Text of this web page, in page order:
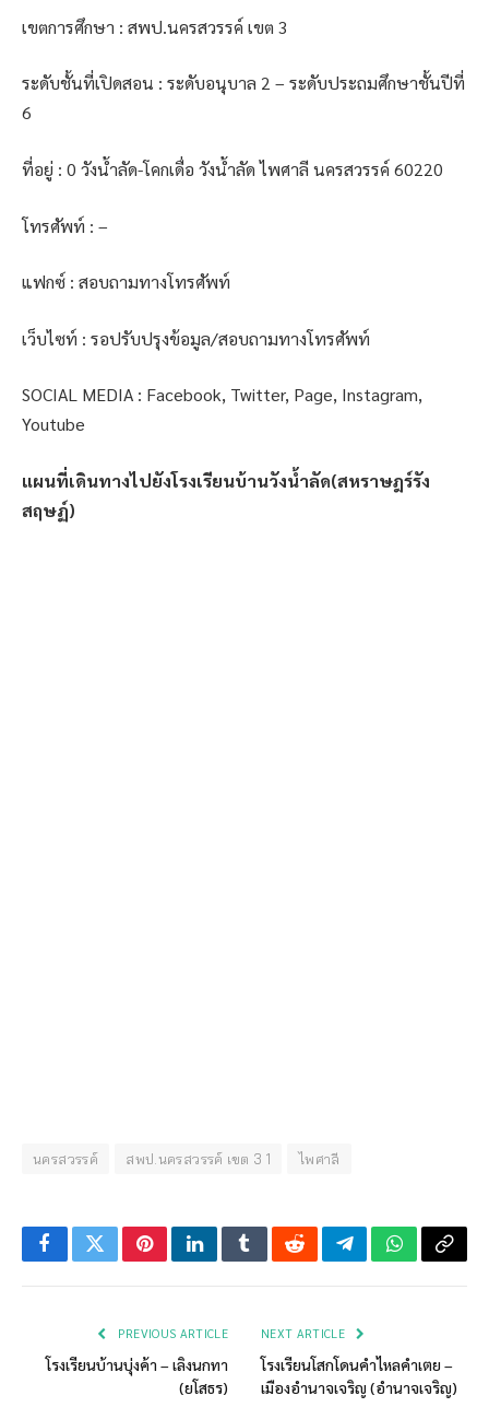
เขตการศึกษา : สพป.นครสวรรค์ เขต 3
ระดับชั้นที่เปิดสอน : ระดับอนุบาล 2 – ระดับประถมศึกษาชั้นปีที่
6
ที่อยู่ : 0 วังน้ำลัด-โคกเดื่อ วังน้ำลัด ไพศาลี นครสวรรค์ 60220
โทรศัพท์ : –
แฟกซ์ : สอบถามทางโทรศัพท์
เว็บไซท์ : รอปรับปรุงข้อมูล/สอบถามทางโทรศัพท์
SOCIAL MEDIA : Facebook, Twitter, Page, Instagram,
Youtube
แผนที่เดินทางไปยังโรงเรียนบ้านวังน้ำลัด(สหราษฎร์รัง
สฤษฏ์)
นครสวรรค์ สพป.นครสวรรค์ เขต 3 1 ไพศาลี
FacebookTwitterPinterestLinkedInTumblrRedditTelegramWhatsApp
Copy
PREVIOUS ARTICLE
โรงเรียนบ้านบุ่งค้า – เลิงนกทา
(ยโสธร)
NEXT ARTICLE
โรงเรียนโสกโดนคำไหลคำเตย –
เมืองอำนาจเจริญ (อำนาจเจริญ)